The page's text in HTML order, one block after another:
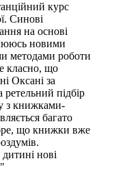
курс
Синові
на основі
новими
методами роботи
класно, що
Оксані за
підбір
з книжками-
багато
що книжки вже
нові